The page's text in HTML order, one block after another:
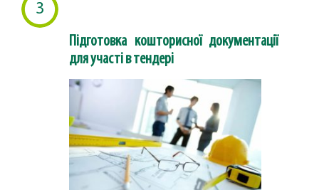
3
Підготовка кошторисної документації
для участі в тендері